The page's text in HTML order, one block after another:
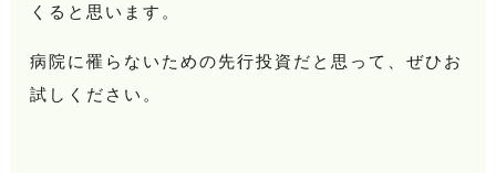
くると思います。
病院に罹らないための先行投資だと思って、ぜひお
試しください。